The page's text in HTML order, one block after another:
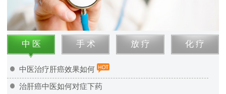
中 医 手 术 放 疗 化 疗
中医治疗肝癌效果如何
治肝癌中医如何对症下药